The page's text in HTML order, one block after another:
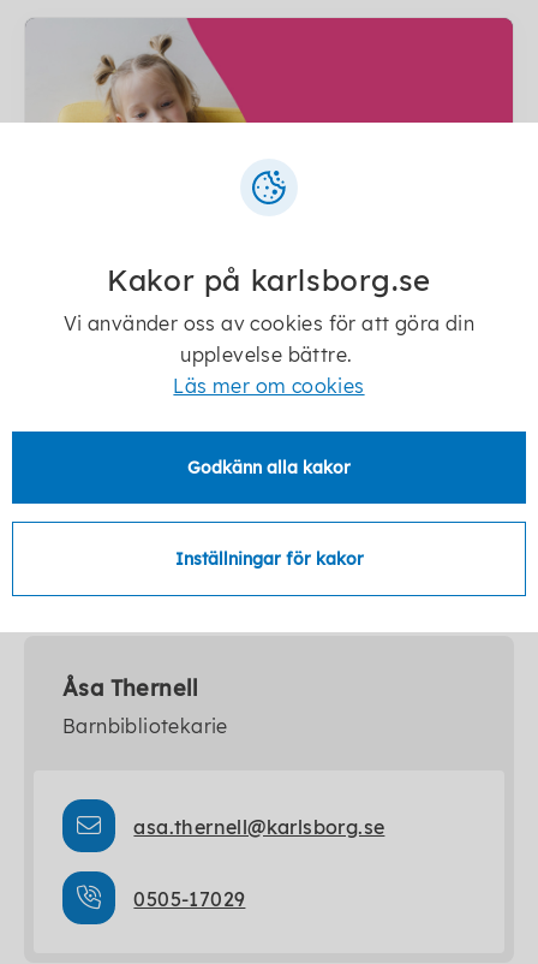
Karlsbok
Nätverket Karlsbok arbetar för att främja
barns tillgång till böcker. Nätverkets fokus
ligger på barn i åldrarna 0-6 år.
Kontakt
Åsa Thernell
Barnbibliotekarie
asa.thernell@karlsborg.se
0505-17029
Kakor på karlsborg.se
Vi använder oss av cookies för att göra din
upplevelse bättre.
Läs mer om cookies
Godkänn alla kakor
Inställningar för kakor